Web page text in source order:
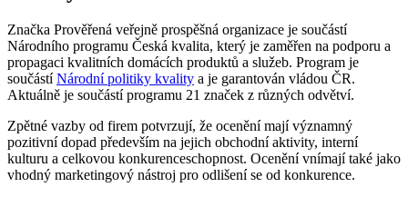
Značka Prověřená veřejně prospěšná organizace je součástí
Národního programu Česká kvalita, který je zaměřen na podporu a
propagaci kvalitních domácích produktů a služeb. Program je
součástíNárodní politiky kvality a je garantován vládou ČR.
Aktuálně je součástí programu 21 značek z různých odvětví.
Zpětné vazby od firem potvrzují, že ocenění mají významný
pozitivní dopad především na jejich obchodní aktivity, interní
kulturu a celkovou konkurenceschopnost. Ocenění vnímají také jako
vhodný marketingový nástroj pro odlišení se od konkurence.